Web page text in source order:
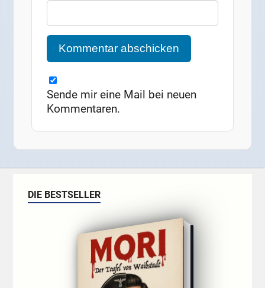
Sende mir eine Mail bei neuen
Kommentaren.
DIE BESTSELLER